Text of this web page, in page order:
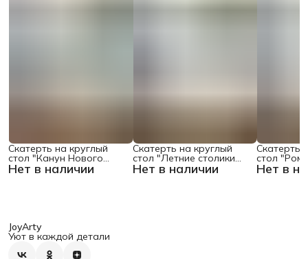
Нет в наличии
Скатерть на круглый
стол "Канун Нового
Года", 150х150 , серия Нет в наличии
Скатерть на круглый
стол "Летние столики
кафе", 150х150 Нет в
Скатерть
стол
поляне",
JoyArty
Уют в каждой детали